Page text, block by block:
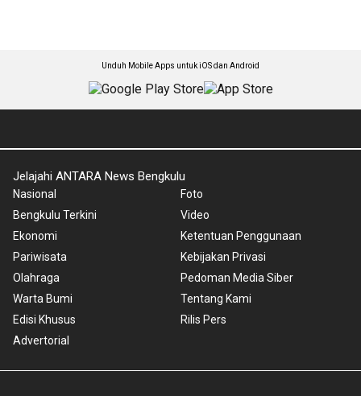
Unduh Mobile Apps untuk iOS dan Android
Jelajahi ANTARA News Bengkulu
Nasional
Bengkulu Terkini
Ekonomi
Pariwisata
Olahraga
Warta Bumi
Edisi Khusus
Advertorial
Foto
Video
Ketentuan Penggunaan
Kebijakan Privasi
Pedoman Media Siber
Tentang Kami
Rilis Pers